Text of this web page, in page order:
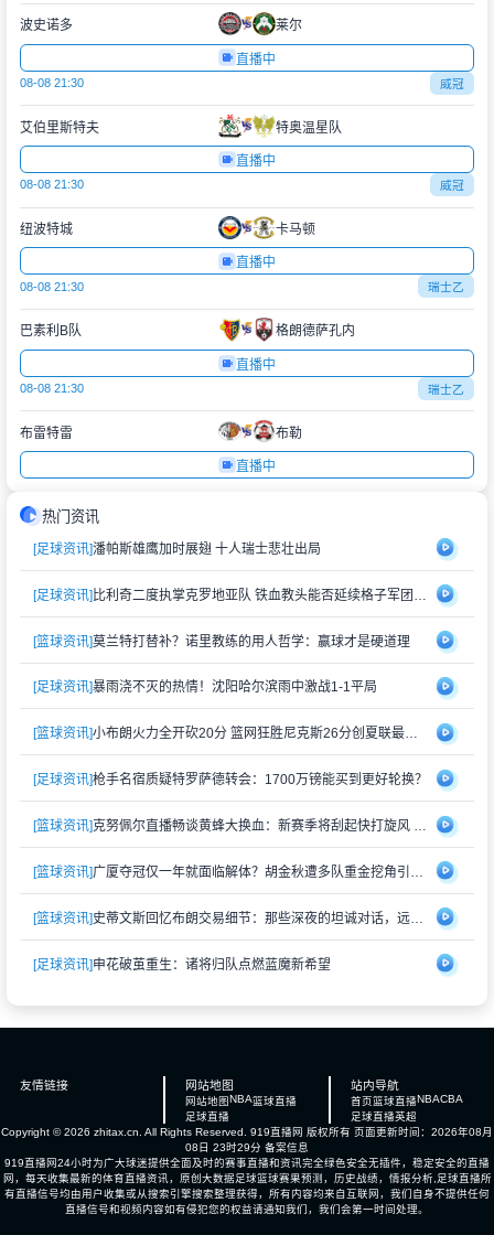
波史诺多 莱尔
直播中
08-08 21:30 威冠
艾伯里斯特夫 特奥温星队
直播中
08-08 21:30 威冠
纽波特城 卡马顿
直播中
08-08 21:30 瑞士乙
巴素利B队 格朗德萨孔内
直播中
08-08 21:30 瑞士乙
布雷特雷 布勒
直播中
热门资讯
[足球资讯]潘帕斯雄鹰加时展翅 十人瑞士悲壮出局
[足球资讯]
[篮球资讯]莫兰特打替补？诺里教练的用人哲学：赢球才是硬道理
[足球资讯]暴雨浇不灭的热情！沈阳哈尔滨雨中激战1-1平局
[篮球资讯] 小布朗火力全开砍20分 篮网狂胜尼克斯26分创夏联最大分差
[足球资讯]枪手名宿质疑特罗萨德转会：1700万镑能买到更好轮换？
[篮球资讯] 克努佩尔直播畅谈黄蜂大换血：新赛季将刮起快打旋风 射手群蓄势待发
[篮球资讯] 广厦夺冠仅一年就面临解体？胡金秋遭多队重金挖角引猜测
[篮球资讯] 史蒂文斯回忆布朗交易细节：那些深夜的坦诚对话，远比想象中复杂
[足球资讯]申花破茧重生：诸将归队点燃蓝魔新希望
友情链接 网站地图
网站地图 NBA篮球直播
足球直播
站内导航
首页篮球直播NBACBA
足球直播英超
Copyright © 2026 zhitax.cn. All Rights Reserved. 919直播网 版权所有 页面更新时间：2026年08月
08日 23时29分 备案信息
919直播网24小时为广大球迷提供全面及时的赛事直播和资讯完全绿色安全无插件，稳定安全的直播
网，每天收集最新的体育直播资讯，原创大数据足球篮球赛果预测，历史战绩，情报分析,足球直播所
有直播信号均由用户收集或从搜索引擎搜索整理获得，所有内容均来自互联网，我们自身不提供任何
直播信号和视频内容如有侵犯您的权益请通知我们，我们会第一时间处理。